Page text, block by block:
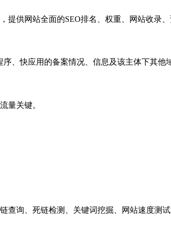
供网站全面的SEO排名、权重、网站收录
、快应用的备案情况、信息及该主体下其他
量关键。
询、死链检测、关键词挖掘、网站速度测